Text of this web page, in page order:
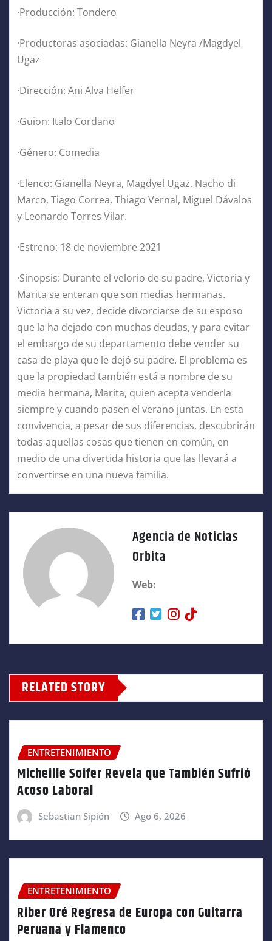
·Producción: Tondero
·Productoras asociadas: Gianella Neyra /Magdyel
Ugaz
·Dirección: Ani Alva Helfer
·Guion: Italo Cordano
·Género: Comedia
·Elenco: Gianella Neyra, Magdyel Ugaz, Nacho di
Marco, Tiago Correa, Thiago Vernal, Miguel Dávalos
y Leonardo Torres Vilar.
·Estreno: 18 de noviembre 2021
·Sinopsis: Durante el velorio de su padre, Victoria y
Marita se enteran que son medias hermanas.
Victoria a su vez, decide divorciarse de su esposo
que la ha dejado con muchas deudas, y para evitar
el embargo de su departamento debe vender su
casa de playa que le dejó su padre. El problema es
que la propiedad también está a nombre de su
media hermana, Marita, quien acepta venderla
siempre y cuando pasen el verano juntas. En esta
convivencia, a pesar de sus diferencias, descubrirán
todas aquellas cosas que tienen en común, en
medio de una divertida historia que las llevará a
convertirse en una nueva familia.
Agencia de Noticias
Orbita
Web:
RELATED STORY
ENTRETENIMIENTO
Micheille Soifer Revela que También Sufrió
Acoso Laboral
Sebastian Sipión Ago 6, 2026
ENTRETENIMIENTO
Riber Oré Regresa de Europa con Guitarra
Peruana y Flamenco